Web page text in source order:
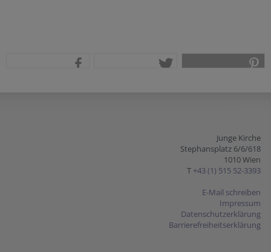
Junge Kirche
Stephansplatz 6/6/618
1010 Wien
T +43 (1) 515 52-3393
E-Mail schreiben
Impressum
Datenschutzerklärung
Barrierefreiheitserklärung